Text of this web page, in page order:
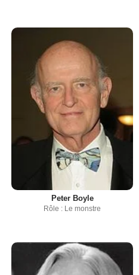
Peter Boyle
Rôle : Le monstre